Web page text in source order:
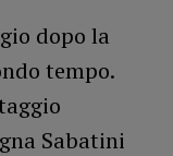
dopo la
tempo.
Sabatini